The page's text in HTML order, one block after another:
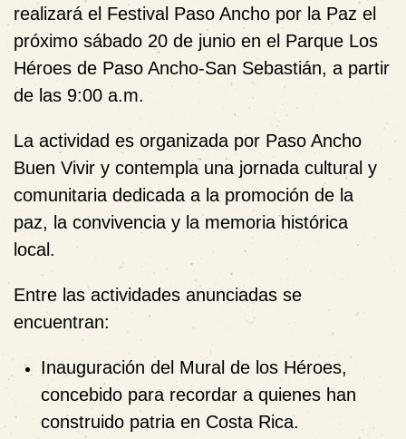
realizará el Festival Paso Ancho por la Paz el
próximo sábado 20 de junio en el Parque Los
Héroes de Paso Ancho-San Sebastián, a partir
de las 9:00 a.m.
La actividad es organizada por Paso Ancho
Buen Vivir y contempla una jornada cultural y
comunitaria dedicada a la promoción de la
paz, la convivencia y la memoria histórica
local.
Entre las actividades anunciadas se
encuentran:
Inauguración del Mural de los Héroes,
concebido para recordar a quienes han
construido patria en Costa Rica.